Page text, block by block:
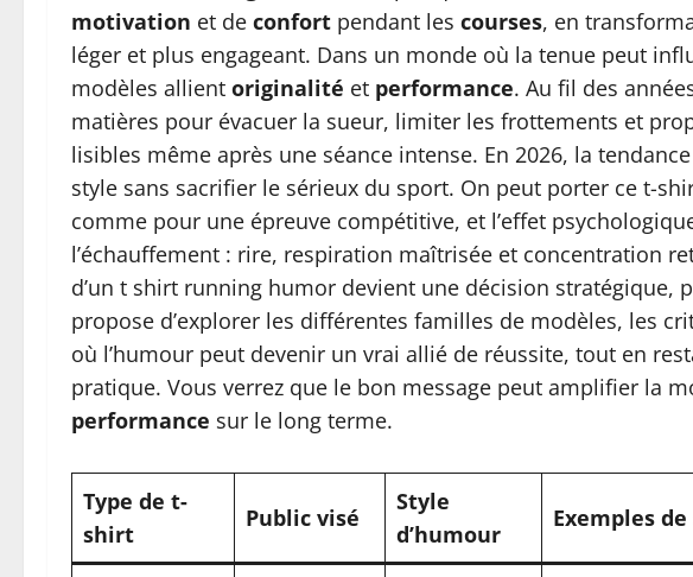
motivation et de confort pendant les courses, en
léger et plus engageant. Dans un monde où la tenue peut
modèles allient originalité et performance. Au fil des
matières pour évacuer la sueur, limiter les frottements et
lisibles même après une séance intense. En 2026, la
style sans sacrifier le sérieux du sport. On peut porter ce t-
comme pour une épreuve compétitive, et l’effet
l’échauffement : rire, respiration maîtrisée et concentration
d’un t shirt running humor devient une décision stratégique,
propose d’explorer les différentes familles de modèles, les
où l’humour peut devenir un vrai allié de réussite, tout en
pratique. Vous verrez que le bon message peut amplifier la
performance sur le long terme.
Type de t-
shirt
Public visé
Style
d’humour
Exemples